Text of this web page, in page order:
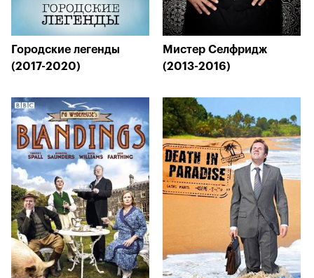
Городские легенды
(2017-2020)
Мистер Селфридж
(2013-2016)